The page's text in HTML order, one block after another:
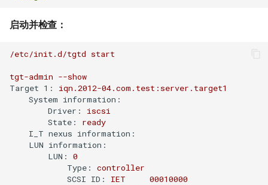
的Docker镜像？
Docker build镜像 cache的副
作用
如何将 Docker 容器日志记录
到 rsyslog？
使用 supervisor 支持容器
hostnamectl 命令
parted 命令
CentOS 7 开机运行脚本
CentOS 7 命令自动补齐
CentOS 7 关闭防火墙与
部署 FTP 服务？
如何使用 Docker-Compose
编排 Nodejs 项目？
如何使用 Rancher 打造一个私
有的 CaaS 平台？
如何使用 Docker-Compose
编排 Gogs 应用？
Python 简单爬虫示例
同步与异步
TCP 状态统计脚本
awk 调用外部变量
python 列表生成式
Hyper-V
NFS存储超时导致XenServer
重启
Intel I/O虚拟分配技术(VT-d)
XenServer 6.5
XenServer 使用命令行更新补
Nginx 配置 SSL
Nginx location指令
Nginx rewrite指令
Nginx gzip 压缩
Haproxy HA(Keepalived)
Haproxy 配置SSL证书
名
使用 phpMyAdmin 查询
Mysql
Mysql read_only 只读数据库
Mysql count()函数
Mysql sleep()函数
Ubuntu 使用VMware Player
Ubuntu 14.04 使用搜狗输入法
Ubuntu 获取笔记本硬件温度
Zabbix Agent
启动并检查：
/etc/init.d/tgtd start
tgt-admin --show
Target 1:
iqn.2012-04.com.test:server.target1
System information:
Driver:
iscsi
State:
ready
I_T nexus information:
LUN information:
LUN:
0
Type:
controller
SCSI ID:
IET
00010000